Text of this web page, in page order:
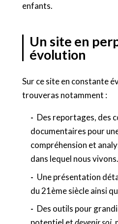
enfants.
Un site en
évolution
Sur ce site en constante
trouveras notamment :
Des reportages, des
documentaires pour
compréhension et
dans lequel nous vivons.
Une présentation
du 21ème siècle ainsi
Des outils pour